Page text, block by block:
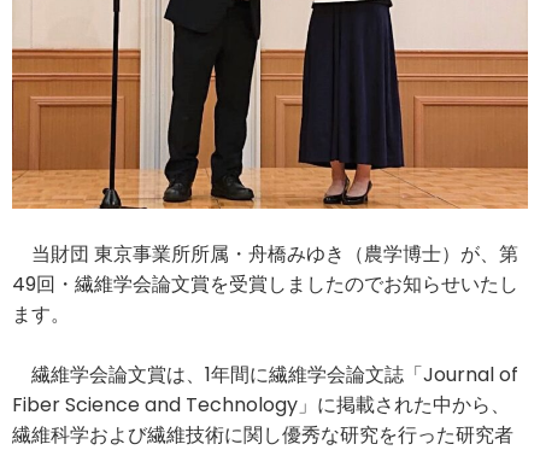
当財団 東京事業所所属・舟橋みゆき（農学博士）が、第
49回・繊維学会論文賞を受賞しましたのでお知らせいたし
ます。
繊維学会論文賞は、1年間に繊維学会論文誌「Journal of
Fiber Science and Technology」に掲載された中から、
繊維科学および繊維技術に関し優秀な研究を行った研究者